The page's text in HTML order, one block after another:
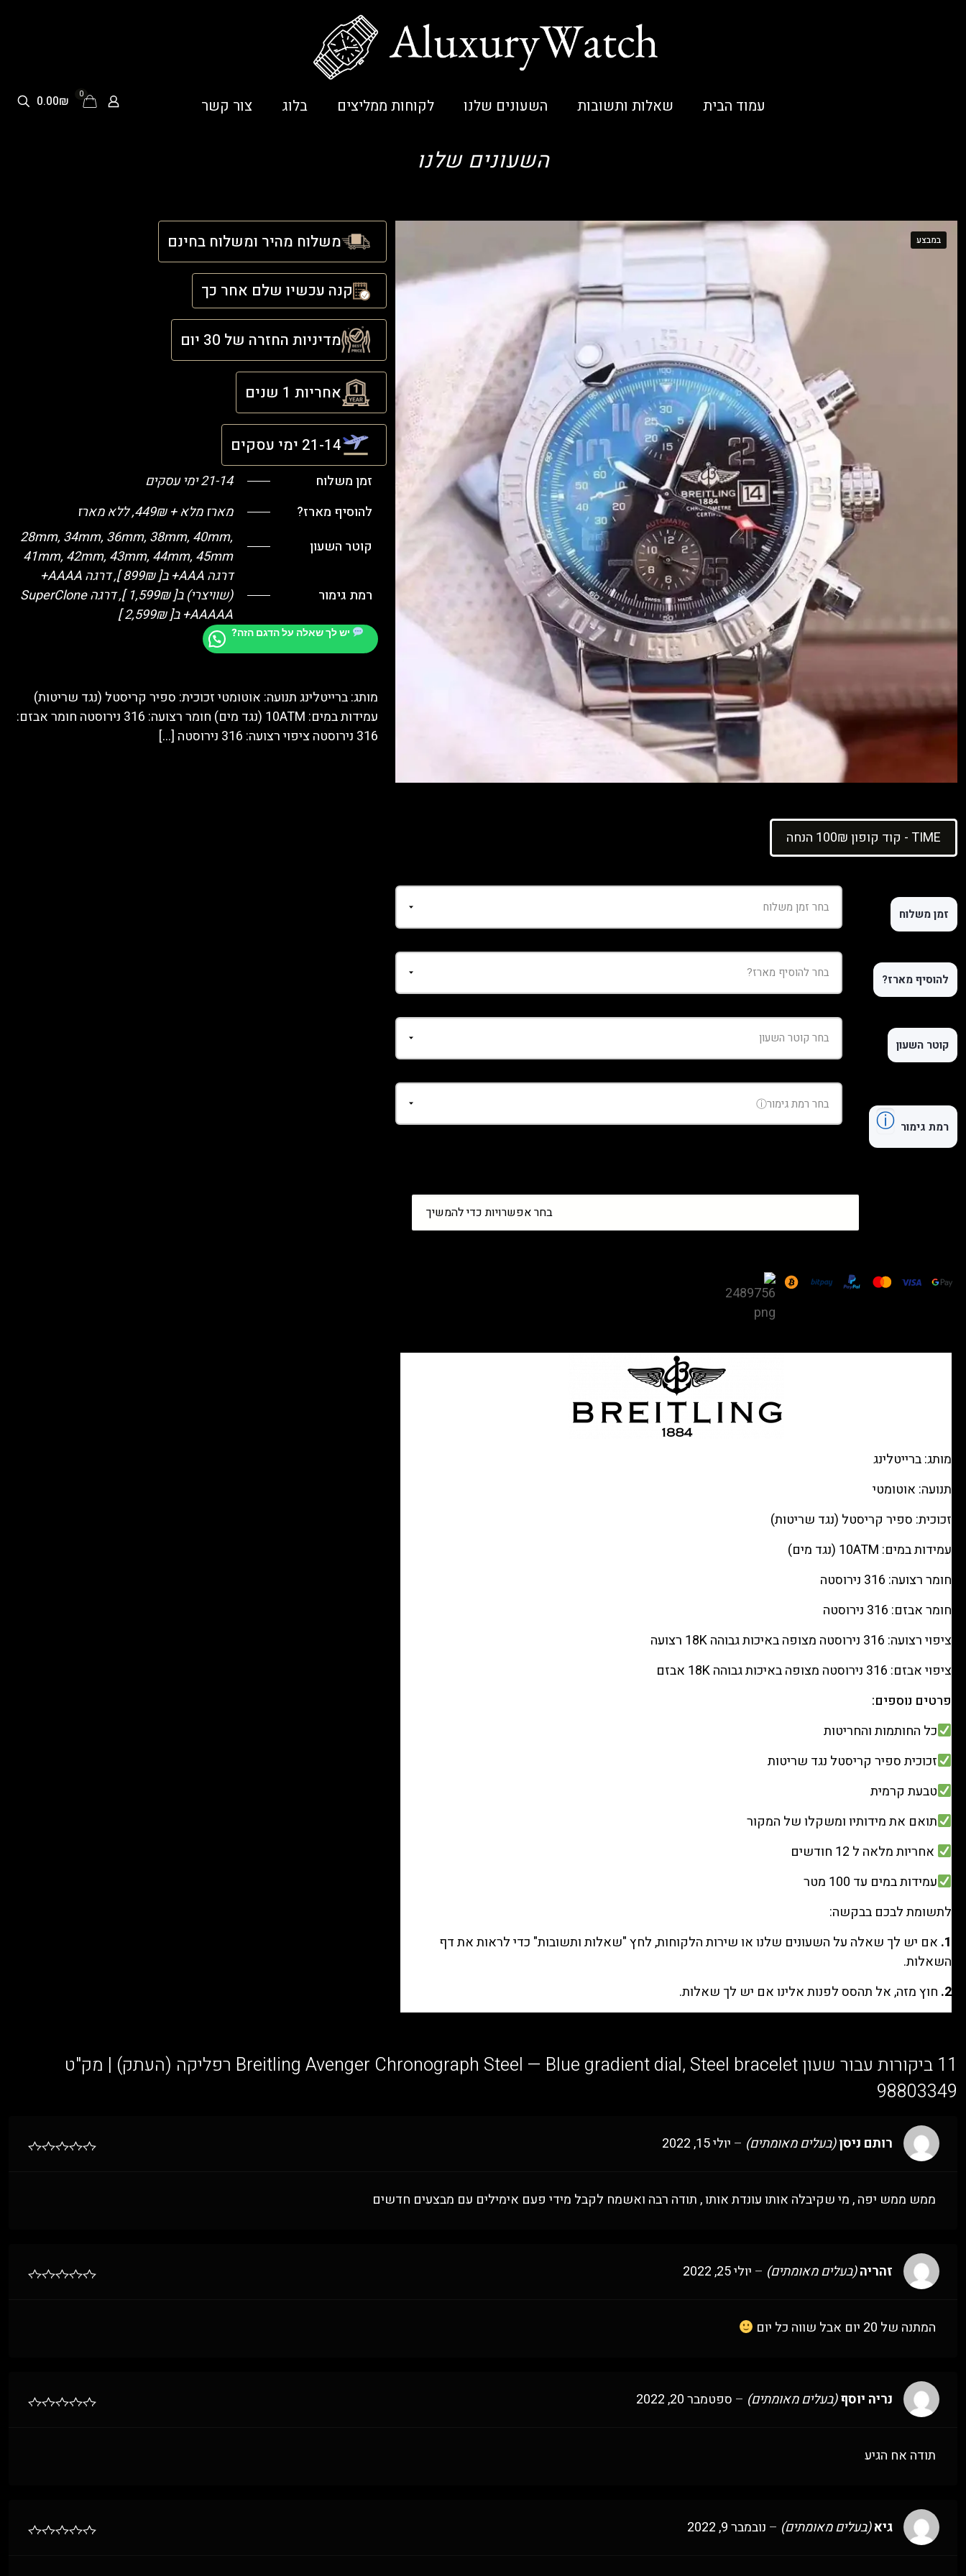
עמוד הבית שאלות ותשובות השעונים שלנו לקוחות ממליצים בלוג צור קשר
0
0.00₪
השעונים שלנו
במבצע
קוד קופון 100₪ הנחה - TIME
זמן משלוח
להוסיף מארז?
קוטר השעון
רמת גימור ⓘ
Avenger
רפליקה
מק"ט
בחר אפשרויות כדי להמשיך
מותג: ברייטלינג
תנועה: אוטומטי
זכוכית: ספיר קריסטל (נגד שריטות)
עמידות במים: 10ATM (נגד מים)
חומר רצועה: 316 נירוסטה
חומר אבזם: 316 נירוסטה
ציפוי רצועה: 316 נירוסטה מצופה באיכות גבוהה 18K רצועה
ציפוי אבזם: 316 נירוסטה מצופה באיכות גבוהה 18K אבזם
פרטים נוספים:
כל החותמות והחריטות
זכוכית ספיר קריסטל נגד שריטות
טבעת קרמית
תואם את מידותיו ומשקלו של המקור
אחריות מלאה ל 12 חודשים
עמידות במים עד 100 מטר
לתשומת לבכם בבקשה:
1. אם יש לך שאלה על השעונים שלנו או שירות הלקוחות, לחץ "שאלות ותשובות" כדי לראות את דף
השאלות.
2. חוץ מזה, אל תהסס לפנות אלינו אם יש לך שאלות.
משלוח מהיר ומשלוח בחינם
קנה עכשיו שלם אחר כך
מדיניות החזרה של 30 יום
אחריות 1 שנים
21-14 ימי עסקים
זמן משלוח
21-14 ימי עסקים
להוסיף מארז?
מארז מלא + 449₪, ללא מארז
קוטר השעון
28mm, 34mm, 36mm, 38mm, 40mm,
41mm, 42mm, 43mm, 44mm, 45mm
רמת גימור
דרגה AAA+ ב[ 899₪ ], דרגה AAAA+
(שוויצרי) ב[ 1,599₪ ], דרגה SuperClone
+AAAAA ב[ 2,599₪ ]
יש לך שאלה על הדגם הזה?
מותג: ברייטלינג תנועה: אוטומטי זכוכית: ספיר קריסטל (נגד שריטות)
עמידות במים: 10ATM (נגד מים) חומר רצועה: 316 נירוסטה חומר אבזם:
316 נירוסטה ציפוי רצועה: 316 נירוסטה
[…]
11 ביקורות עבור
שעון Breitling Avenger Chronograph Steel — Blue gradient dial, Steel bracelet רפליקה (העתק) | מק"ט
98803349
רותם ניסן(בעלים מאומתים) – יולי 15, 2022
ממש ממש יפה , מי שקיבלה אותו עונדת אותו , תודה רבה ואשמח לקבל מידי פעם אימילים עם מבצעים חדשים
זהריה(בעלים מאומתים) – יולי 25, 2022
המתנה של 20 יום אבל שווה כל יום
נריה יוסף(בעלים מאומתים) – ספטמבר 20, 2022
תודה אח הגיע
גיא(בעלים מאומתים) – נובמבר 9, 2022